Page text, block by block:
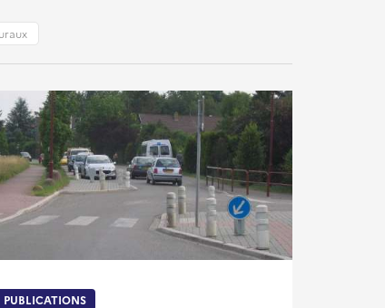
PUBLICATIONS